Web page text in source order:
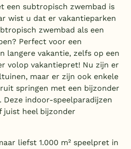
een subtropisch zwembad is
wist u dat er vakantieparken
zwembad als een
Perfect voor een
langere vakantie, zelfs op een
volop vakantiepret! Nu zijn er
maar er zijn ook enkele
springen met een bijzonder
Deze indoor-speelparadijzen
juist heel bijzonder
liefst 1.000 m² speelpret in